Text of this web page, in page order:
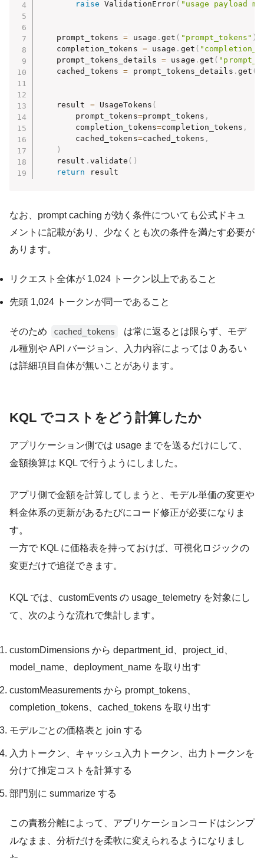
raise ValidationError( "usage payload
    prompt_tokens
= usage .get ( "prompt_tokens" )
    completion_tokens
= usage . get (
    prompt_tokens_details
= usage . get (
    cached_tokens
= prompt_tokens_details . get (
    result
= UsageTokens (
        prompt_tokens
=prompt_tokens ,
        completion_tokens
=completion_tokens ,
        cached_tokens
=cached_tokens ,
)
    result
. validate ( )
return
result
なお、prompt caching が効く条件についても公式ドキュ
メントに記載があり、少なくとも次の条件を満たす必要が
あります。
リクエスト全体が 1,024 トークン以上であること
先頭 1,024 トークンが同一であること
そのため cached_tokens
は常に返るとは限らず、モデ
ル種別や API バージョン、入力内容によっては 0 あるい
は詳細項目自体が無いことがあります。
KQL でコストをどう計算したか
アプリケーション側では usage までを送るだけにして、
金額換算は KQL で行うようにしました。
アプリ側で金額を計算してしまうと、モデル単価の変更や
料金体系の更新があるたびにコード修正が必要になりま
す。
一方で KQL に価格表を持っておけば、可視化ロジックの
変更だけで追従できます。
KQL では、customEvents の usage_telemetry を対象にし
て、次のような流れで集計します。
customDimensions から department_id、project_id、
model_name、deployment_name を取り出す
customMeasurements から prompt_tokens、
completion_tokens、cached_tokens を取り出す
モデルごとの価格表と join する
入力トークン、キャッシュ入力トークン、出力トークンを
分けて推定コストを計算する
部門別に summarize する
この責務分離によって、アプリケーションコードはシンプ
ルなまま、分析だけを柔軟に変えられるようになりまし